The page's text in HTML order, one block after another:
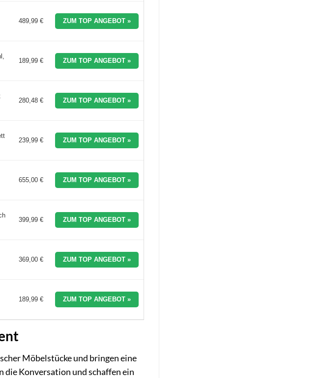
489,99 € ZUM TOP ANGEBOT »
189,99 € ZUM TOP ANGEBOT »
280,48 € ZUM TOP ANGEBOT »
239,99 € ZUM TOP ANGEBOT »
655,00 € ZUM TOP ANGEBOT »
399,99 € ZUM TOP ANGEBOT »
369,00 € ZUM TOP ANGEBOT »
189,99 € ZUM TOP ANGEBOT »
Möbelstücke und bringen eine
die Konversation und schaffen ein